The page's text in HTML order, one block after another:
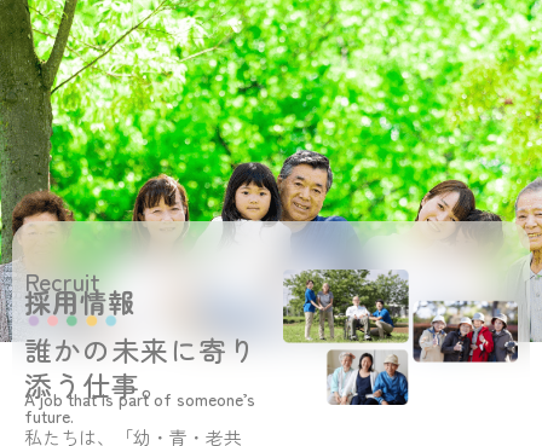
Recruit
採用情報
誰かの未来に寄り
添う仕事。
A job that is part of someone’s
future.
私たちは、「幼・青・老共